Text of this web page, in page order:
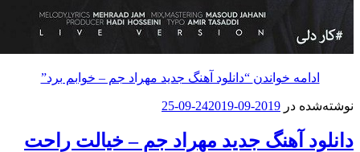
خواندن“دانلود آهنگ جدید مهراد جم – خوابم برد”
در 2019-09-24
2019-09-25
آهنگ جدید مهراد جم – خیالت راحت